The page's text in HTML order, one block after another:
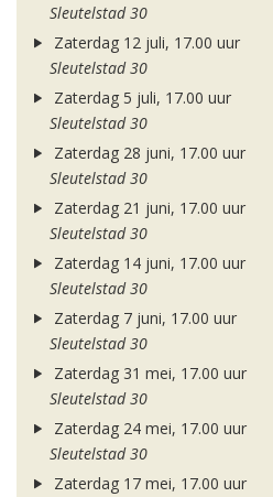
Sleutelstad 30
Zaterdag 12 juli, 17.00 uur
Sleutelstad 30
Zaterdag 5 juli, 17.00 uur
Sleutelstad 30
Zaterdag 28 juni, 17.00 uur
Sleutelstad 30
Zaterdag 21 juni, 17.00 uur
Sleutelstad 30
Zaterdag 14 juni, 17.00 uur
Sleutelstad 30
Zaterdag 7 juni, 17.00 uur
Sleutelstad 30
Zaterdag 31 mei, 17.00 uur
Sleutelstad 30
Zaterdag 24 mei, 17.00 uur
Sleutelstad 30
Zaterdag 17 mei, 17.00 uur